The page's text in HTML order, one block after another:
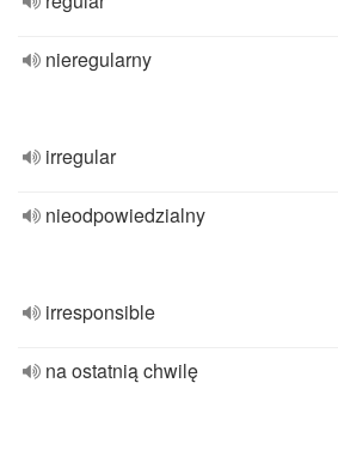
nieregularny
irregular
nieodpowiedzialny
irresponsible
na ostatnią chwilę